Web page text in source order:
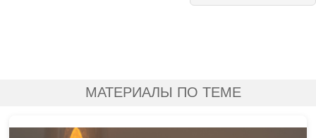
МАТЕРИАЛЫ ПО ТЕМЕ